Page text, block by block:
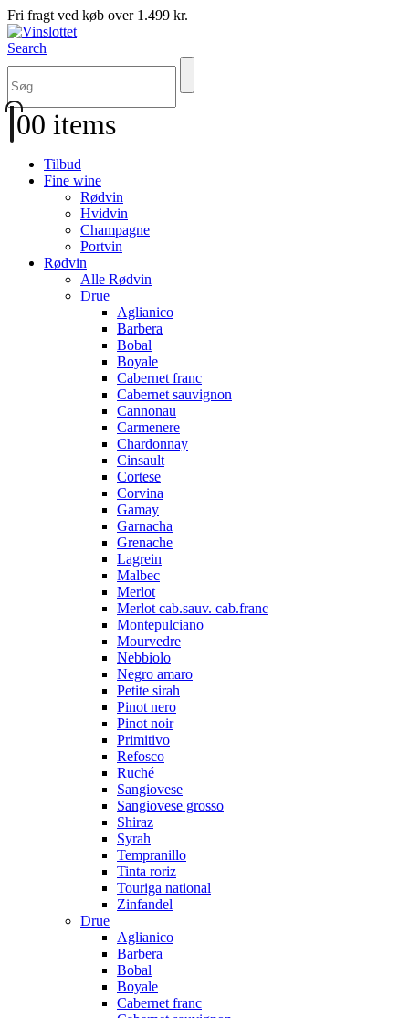
Fri fragt ved køb over 1.499 kr.
Search
00 items
Tilbud
Fine wine
Rødvin
Hvidvin
Champagne
Portvin
Rødvin
Alle Rødvin
Drue
Aglianico
Barbera
Bobal
Boyale
Cabernet franc
Cabernet sauvignon
Cannonau
Carmenere
Chardonnay
Cinsault
Cortese
Corvina
Gamay
Garnacha
Grenache
Lagrein
Malbec
Merlot
Merlot cab.sauv. cab.franc
Montepulciano
Mourvedre
Nebbiolo
Negro amaro
Petite sirah
Pinot nero
Pinot noir
Primitivo
Refosco
Ruché
Sangiovese
Sangiovese grosso
Shiraz
Syrah
Tempranillo
Tinta roriz
Touriga national
Zinfandel
Drue
Aglianico
Barbera
Bobal
Boyale
Cabernet franc